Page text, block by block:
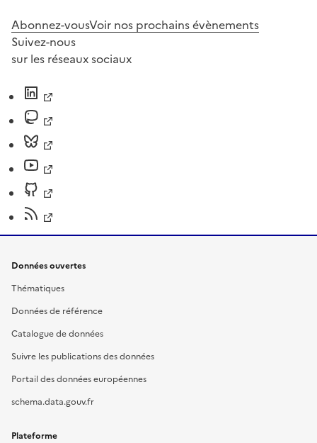
Abonnez-vousVoir nos prochains évènements
Suivez-nous
sur les réseaux sociaux
Données ouvertes
Thématiques
Données de référence
Catalogue de données
Suivre les publications des données
Portail des données européennes
schema.data.gouv.fr
Plateforme